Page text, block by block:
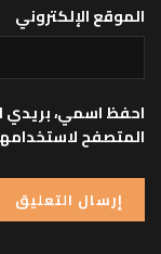
الموقع الإلكتروني
احفظ اسمي، بريدي
المتصفح